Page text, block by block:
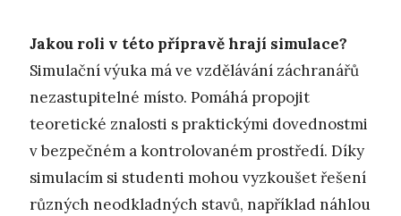
Jakou roli v této přípravě hrají simulace?
Simulační výuka má ve vzdělávání záchranářů
nezastupitelné místo. Pomáhá propojit
teoretické znalosti s praktickými dovednostmi
v bezpečném a kontrolovaném prostředí. Díky
simulacím si studenti mohou vyzkoušet řešení
různých neodkladných stavů, například náhlou